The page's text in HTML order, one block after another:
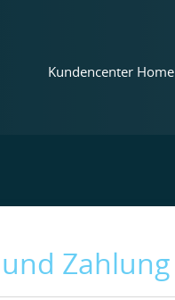
Kundencenter Home
Zahlung